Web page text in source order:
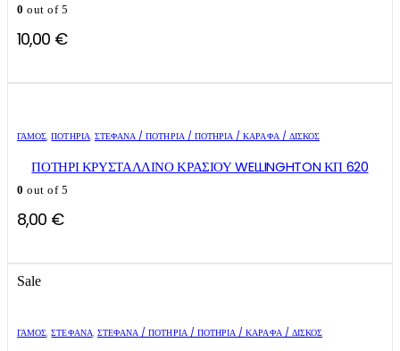
0 out of 5
10,00 €
ΓΑΜΟΣ,ΠΟΤΉΡΙΑ, ΣΤΈΦΑΝΑ / ΠΟΤΉΡΙΑ / ΠΟΤΉΡΙΑ / ΚΑΡΆΦΑ / ΔΊΣΚΟΣ
ΠΟΤΗΡΙ ΚΡΥΣΤΑΛΛΙΝΟ ΚΡΑΣΙΟΥ WELLINGHTON ΚΠ 620
0 out of 5
8,00 €
Sale
ΓΑΜΟΣ,ΣΤΈΦΑΝΑ, ΣΤΈΦΑΝΑ / ΠΟΤΉΡΙΑ / ΠΟΤΉΡΙΑ / ΚΑΡΆΦΑ / ΔΊΣΚΟΣ